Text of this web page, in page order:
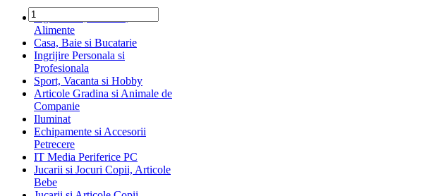
Ingrediente, Dulciuri,
Alimente
Casa, Baie si Bucatarie
Ingrijire Personala si
Profesionala
Sport, Vacanta si Hobby
Articole Gradina si Animale de
Companie
Iluminat
Echipamente si Accesorii
Petrecere
IT Media Periferice PC
Jucarii si Jocuri Copii, Articole
Bebe